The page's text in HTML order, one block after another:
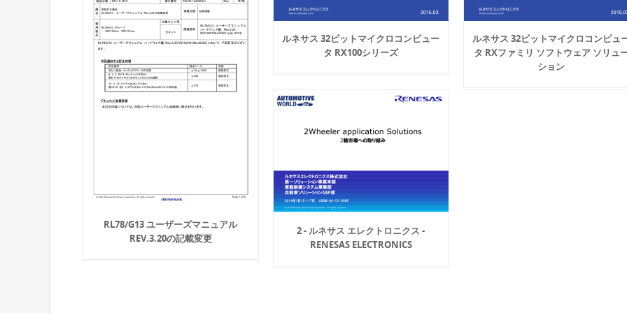
ルネサス 32ビットマイクロコンピュー
タ RX100シリーズ
ルネサス 32ビットマイクロコンピュ
タ RXファミリ ソフトウェア ソリュ
ション
RL78/G13 ユーザーズマニュアル
REV.3.20の記載変更
2 - ルネサス エレクトロニクス -
RENESAS ELECTRONICS